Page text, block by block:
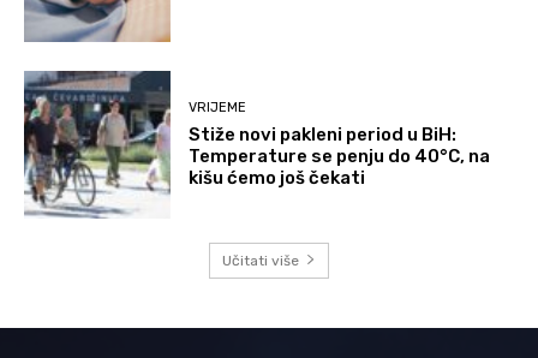
VRIJEME
Stiže novi pakleni period u BiH:
Temperature se penju do 40°C, na
kišu ćemo još čekati
Učitati više